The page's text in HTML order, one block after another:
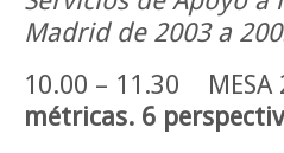
Madrid de 2003 a
10.00 – 11.30 MESA
métricas. 6